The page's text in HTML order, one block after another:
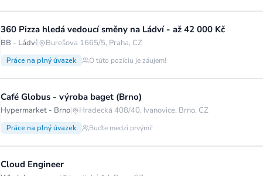
360 Pizza hledá vedoucí směny na Ládví - až 42 000 Kč
BB - Ládví| Burešova 1665/5, Praha, CZ
Práce na plný úvazek O túto pozíciu je záujem!
Café Globus - výroba baget (Brno)
Hypermarket - Brno| Hradecká 408/40, Ivanovice, Brno, CZ
Práce na plný úvazek Buďte medzi prvými!
Cloud Engineer